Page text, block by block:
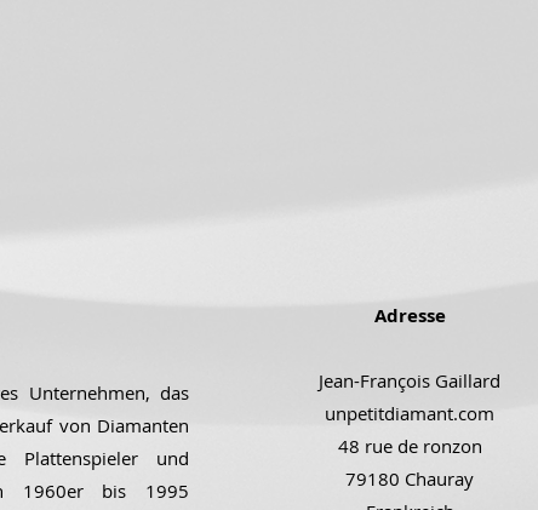
Unternehmen, das
von Diamanten
und
1960er bis 1995
Adresse
Jean-François Gaillard
unpetitdiamant.com
48 rue de ronzon
79180 Chauray